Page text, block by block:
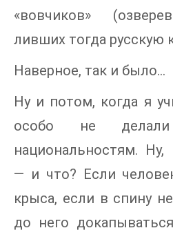
«вовчиков»
ливших тогда русскую
Наверное, так и было…
Ну и потом, когда я
особо не
национальностям. Ну,
— и что? Если
крыса, если в спину
до него